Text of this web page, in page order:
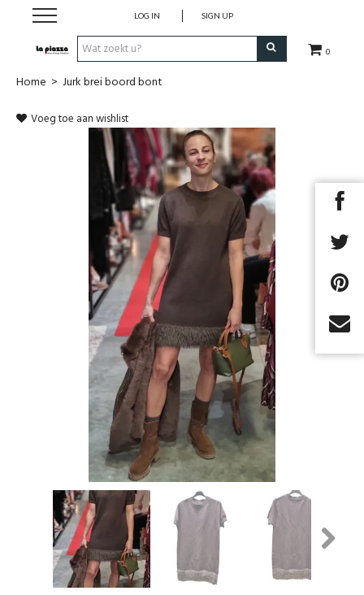
0
LOG IN SIGN UP
SALE
Accessoires
Cadeaubon
TOPDEALS
Home > Jurk brei boord bont
Voeg toe aan wishlist
Next